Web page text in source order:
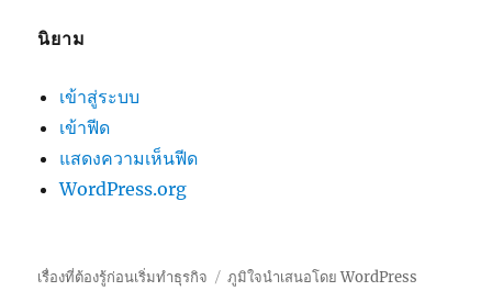
นิยาม
เข้าสู่ระบบ
เข้าฟีด
แสดงความเห็นฟีด
WordPress.org
เรื่องที่ต้องรู้ก่อนเริ่มทำธุรกิจ ภูมิใจนำเสนอโดย WordPress